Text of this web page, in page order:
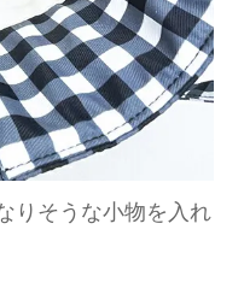
りそうな小物を入れ